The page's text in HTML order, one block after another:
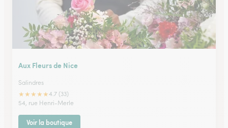
Aux Fleurs de Nice
Salindres
★★★★★4.7 (33)
54, rue Henri-Merle
Voir la boutique